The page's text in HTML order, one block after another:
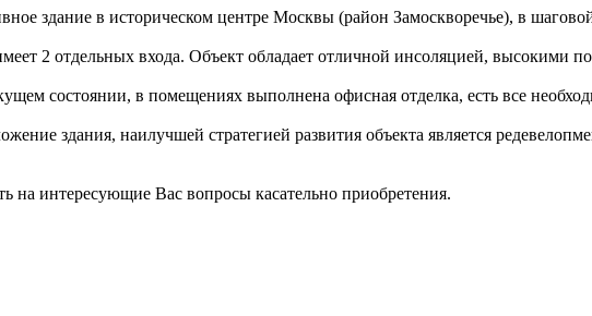
здание в историческом центре Москвы (район Замоскворечье), в
2 отдельных входа. Объект обладает отличной инсоляцией, высокими
состоянии, в помещениях выполнена офисная отделка, есть все
здания, наилучшей стратегией развития объекта является
на интересующие Вас вопросы касательно приобретения.